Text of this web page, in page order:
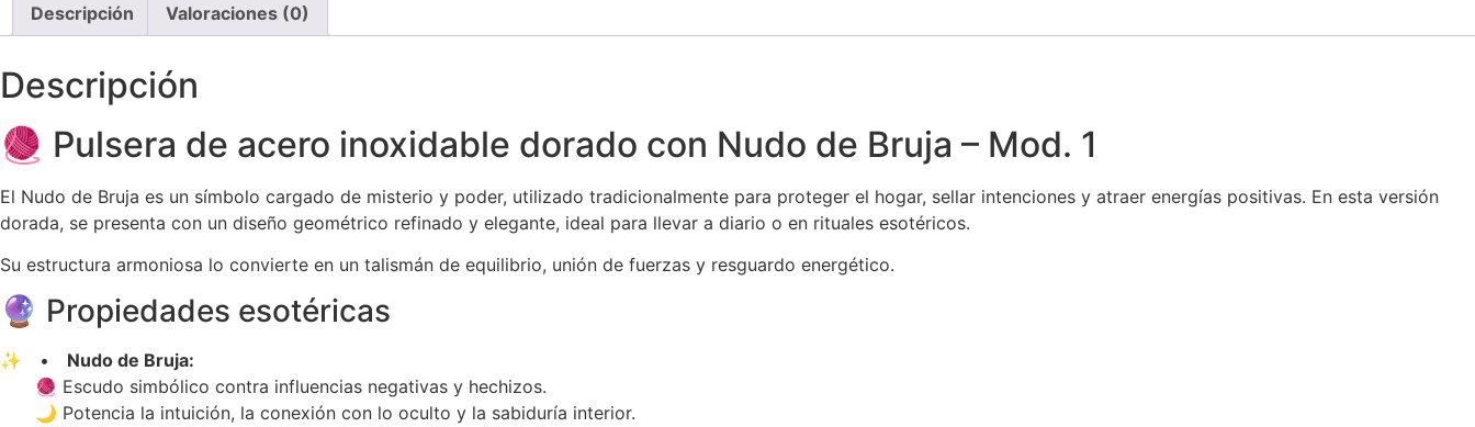
Descripción Valoraciones (0)
Descripción
🧶 Pulsera de acero inoxidable dorado con Nudo de Bruja – Mod. 1
El Nudo de Bruja es un símbolo cargado de misterio y poder, utilizado tradicionalmente para proteger el hogar, sellar intenciones y atraer energías positivas. En esta versión
dorada, se presenta con un diseño geométrico refinado y elegante, ideal para llevar a diario o en rituales esotéricos.
Su estructura armoniosa lo convierte en un talismán de equilibrio, unión de fuerzas y resguardo energético.
🔮 Propiedades esotéricas
✨ • Nudo de Bruja:
🧶 Escudo simbólico contra influencias negativas y hechizos.
🌙 Potencia la intuición, la conexión con lo oculto y la sabiduría interior.